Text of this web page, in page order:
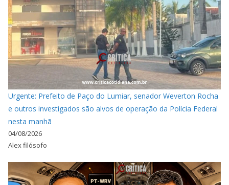
Urgente: Prefeito de Paço do Lumiar, senador Weverton Rocha
e outros investigados são alvos de operação da Polícia Federal
nesta manhã
04/08/2026
Alex filósofo